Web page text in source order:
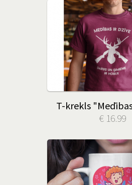
T-krekls
€ 16.99